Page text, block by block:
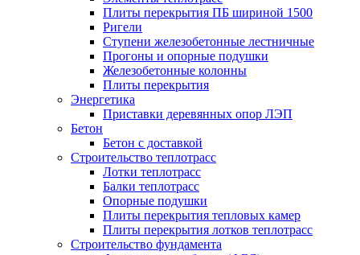
Плиты перекрытия ПБ шириной 1500
Ригели
Ступени железобетонные лестничные
Прогоны и опорные подушки
Железобетонные колонны
Плиты перекрытия
Энергетика
Приставки деревянных опор ЛЭП
Бетон
Бетон с доставкой
Строительство теплотрасс
Лотки теплотрасс
Балки теплотрасс
Опорные подушки
Плиты перекрытия тепловых камер
Плиты перекрытия лотков теплотрасс
Строительство фундамента